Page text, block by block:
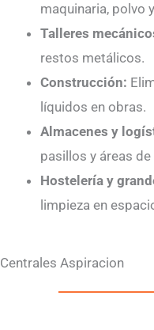
maquinaria, polvo
Talleres
restos metálicos.
Construcción:
líquidos en obras.
Almacenes y
pasillos y áreas de
Hostelería y
limpieza en
Centrales Aspiracion